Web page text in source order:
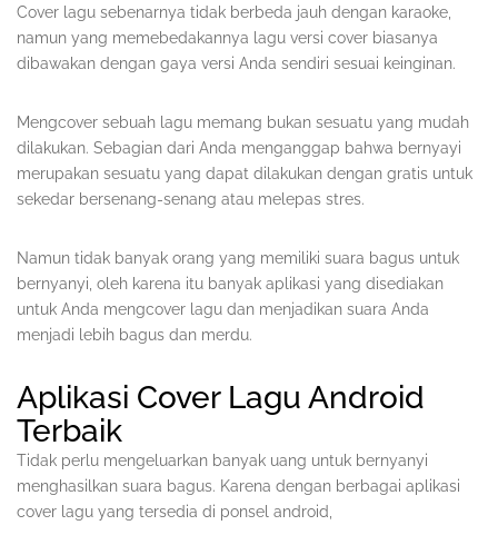
Cover lagu sebenarnya tidak berbeda jauh dengan karaoke,
namun yang memebedakannya lagu versi cover biasanya
dibawakan dengan gaya versi Anda sendiri sesuai keinginan.
Mengcover sebuah lagu memang bukan sesuatu yang mudah
dilakukan. Sebagian dari Anda menganggap bahwa bernyayi
merupakan sesuatu yang dapat dilakukan dengan gratis untuk
sekedar bersenang-senang atau melepas stres.
Namun tidak banyak orang yang memiliki suara bagus untuk
bernyanyi, oleh karena itu banyak aplikasi yang disediakan
untuk Anda mengcover lagu dan menjadikan suara Anda
menjadi lebih bagus dan merdu.
Aplikasi Cover Lagu Android
Terbaik
Tidak perlu mengeluarkan banyak uang untuk bernyanyi
menghasilkan suara bagus. Karena dengan berbagai aplikasi
cover lagu yang tersedia di ponsel android,